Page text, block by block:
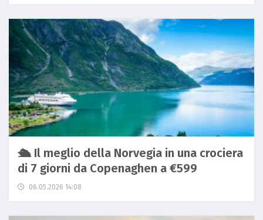
🛳️ Il meglio della Norvegia in una crociera
di 7 giorni da Copenaghen a €599
06.05.2026 14:08